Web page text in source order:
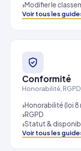
Modifier le
Voir tous les
Conformité
Honorabilité,
Honorabilité (loi
RGPD
Statut &
Voir tous les